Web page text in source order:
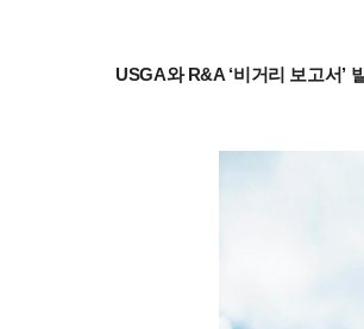
USGA와 R&A ‘비거리 보고서’